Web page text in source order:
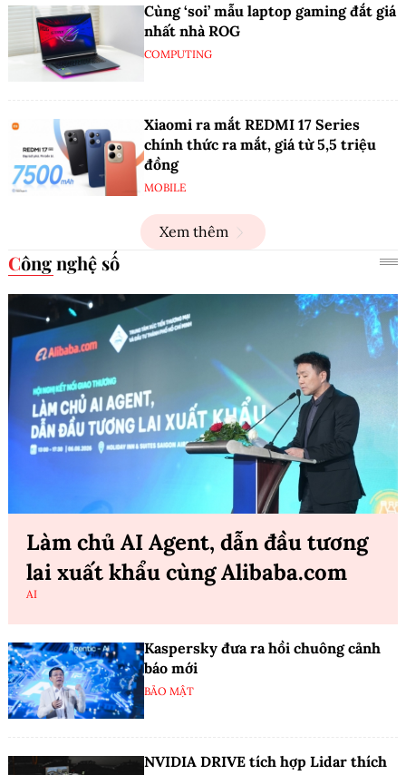
Cùng ‘soi’ mẫu laptop gaming đắt giá
nhất nhà ROG
COMPUTING
Xiaomi ra mắt REDMI 17 Series
chính thức ra mắt, giá từ 5,5 triệu
đồng
MOBILE
Xem thêm
Công nghệ số
Làm chủ AI Agent, dẫn đầu tương
lai xuất khẩu cùng Alibaba.com
AI
Kaspersky đưa ra hồi chuông cảnh
báo mới
BẢO MẬT
NVIDIA DRIVE tích hợp Lidar thích